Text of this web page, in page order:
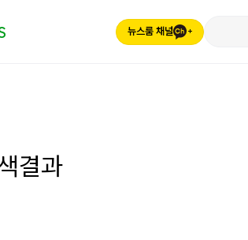
뉴스룸 채널
결과